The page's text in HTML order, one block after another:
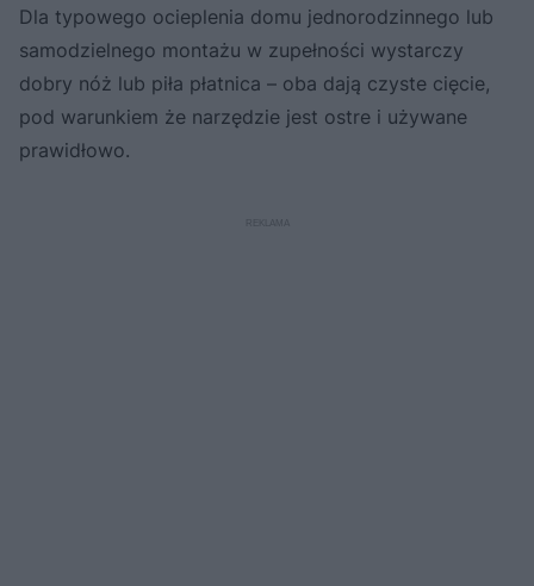
Dla typowego ocieplenia domu jednorodzinnego lub
samodzielnego montażu w zupełności wystarczy
dobry nóż lub piła płatnica – oba dają czyste cięcie,
pod warunkiem że narzędzie jest ostre i używane
prawidłowo.